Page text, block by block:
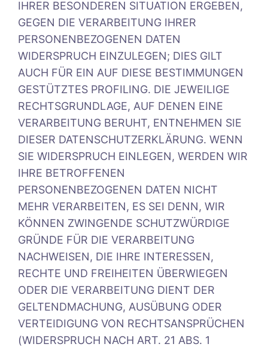
IHRER BESONDEREN SITUATION ERGEBEN,
GEGEN DIE VERARBEITUNG IHRER
PERSONENBEZOGENEN DATEN
WIDERSPRUCH EINZULEGEN; DIES GILT
AUCH FÜR EIN AUF DIESE BESTIMMUNGEN
GESTÜTZTES PROFILING. DIE JEWEILIGE
RECHTSGRUNDLAGE, AUF DENEN EINE
VERARBEITUNG BERUHT, ENTNEHMEN SIE
DIESER DATENSCHUTZERKLÄRUNG. WENN
SIE WIDERSPRUCH EINLEGEN, WERDEN WIR
IHRE BETROFFENEN
PERSONENBEZOGENEN DATEN NICHT
MEHR VERARBEITEN, ES SEI DENN, WIR
KÖNNEN ZWINGENDE SCHUTZWÜRDIGE
GRÜNDE FÜR DIE VERARBEITUNG
NACHWEISEN, DIE IHRE INTERESSEN,
RECHTE UND FREIHEITEN ÜBERWIEGEN
ODER DIE VERARBEITUNG DIENT DER
GELTENDMACHUNG, AUSÜBUNG ODER
VERTEIDIGUNG VON RECHTSANSPRÜCHEN
(WIDERSPRUCH NACH ART. 21 ABS. 1